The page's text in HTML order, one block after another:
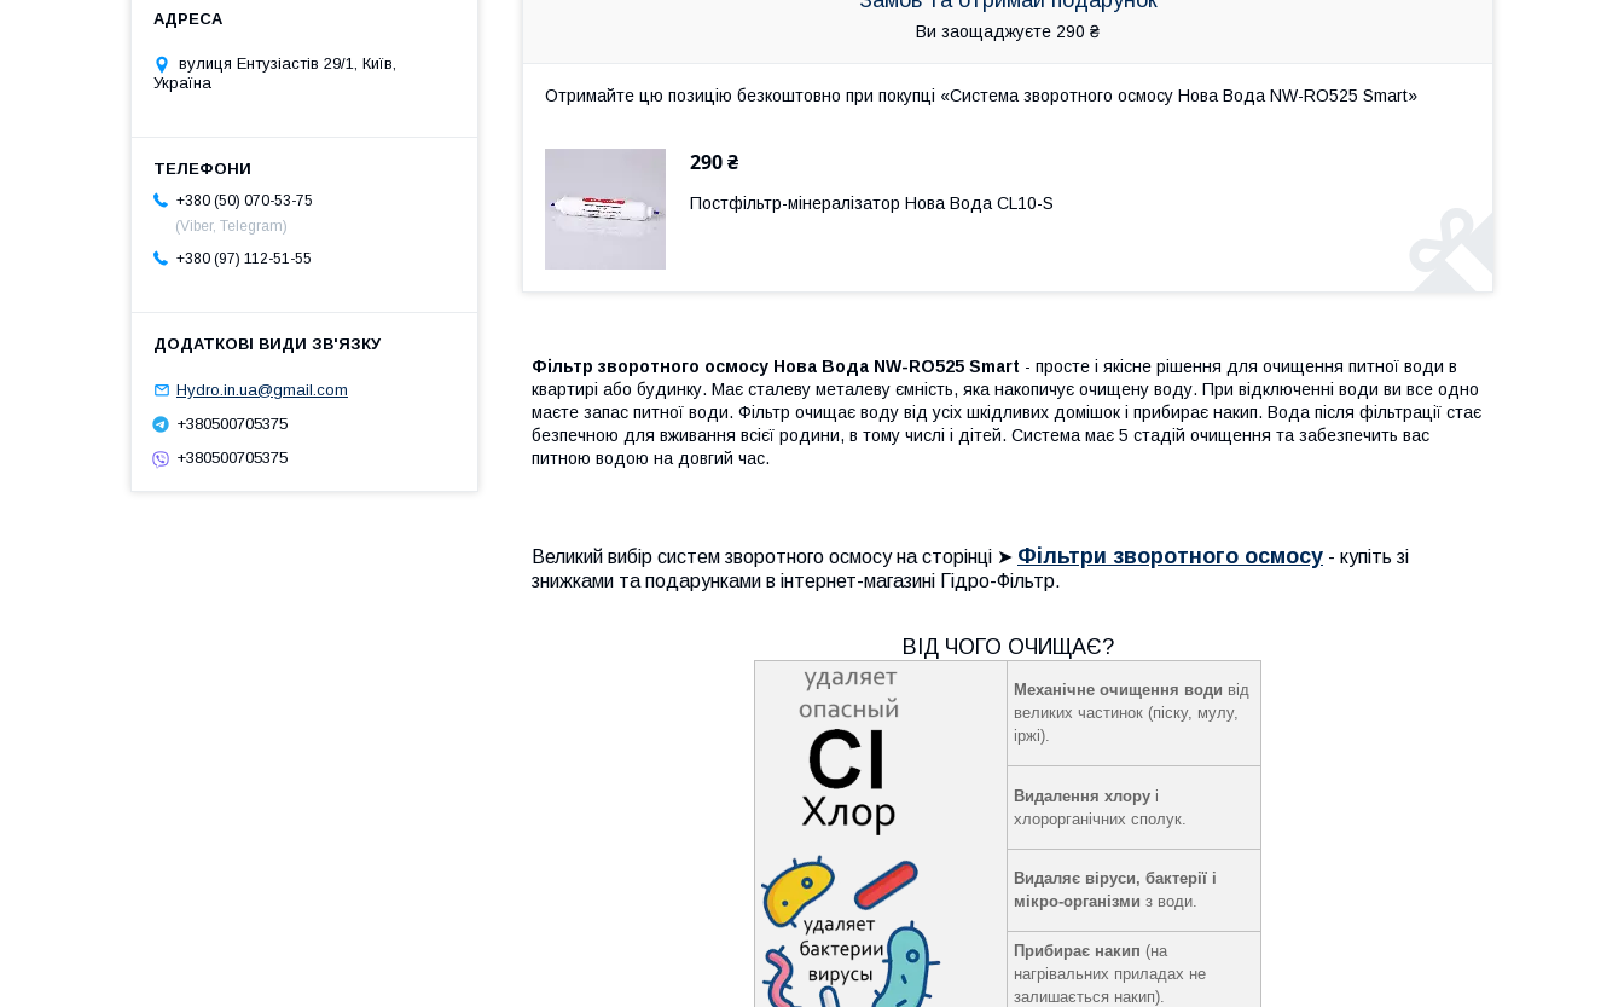
Ви заощаджуєте 290 ₴
Отримайте цю позицію безкоштовно при покупці «Система зворотного осмосу Нова Вода NW-RO525 Smart»
290 ₴
Постфільтр-мінералізатор Нова Вода CL10-S
Фільтр зворотного осмосу Нова Вода NW-RO525 Smart - просте і якісне рішення для очищення питної води в
квартирі або будинку. Має сталеву металеву ємність, яка накопичує очищену воду. При відключенні води ви все одно
маєте запас питної води. Фільтр очищає воду від усіх шкідливих домішок і прибирає накип. Вода після фільтрації стає
безпечною для вживання всієї родини, в тому числі і дітей. Система має 5 стадій очищення та забезпечить вас
питною водою на довгий час.
Великий вибір систем зворотного осмосу на сторінці ➤ Фільтри зворотного осмосу - купіть зі
знижками та подарунками в інтернет-магазині Гідро-Фільтр.
ВІД ЧОГО ОЧИЩАЄ?
Механічне очищення води від
великих частинок (піску, мулу,
іржі).
Видалення хлору і
хлорорганічних сполук.
Видаляє віруси, бактерії і
мікро-організми з води.
Прибирає накип (на
нагрівальних приладах не
залишається накип).
вулиця Ентузіастів 29/1, Київ,
Україна
+380 (50) 070-53-75
(Viber, Telegram)
+380 (97) 112-51-55
Hydro.in.ua@gmail.com
+380500705375
+380500705375